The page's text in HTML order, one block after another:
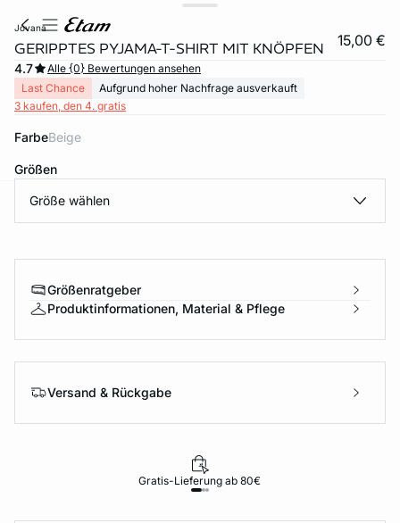
jovana
GERIPPTES PYJAMA-T-SHIRT MIT KNÖPFEN 15,00 €
4.7
Alle {0} Bewertungen ansehen
Last Chance
Aufgrund hoher Nachfrage ausverkauft
3 kaufen, den 4. gratis
Farbe beige
Größen
Größe wählen
Größenratgeber
Produktinformationen, Material & Pflege
Versand & Rückgabe
Gratis-Lieferung ab 80€